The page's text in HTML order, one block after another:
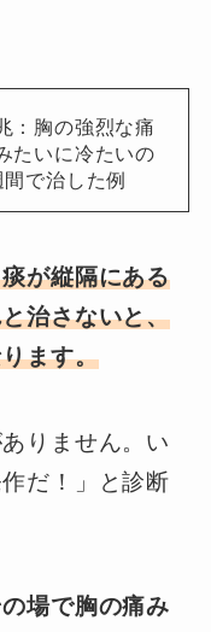
：胸の強烈な痛
たいに冷たいの
で治した例
が縦隔にある
治さないと、
ます。
りません。い
だ！」と診断
場で胸の痛み